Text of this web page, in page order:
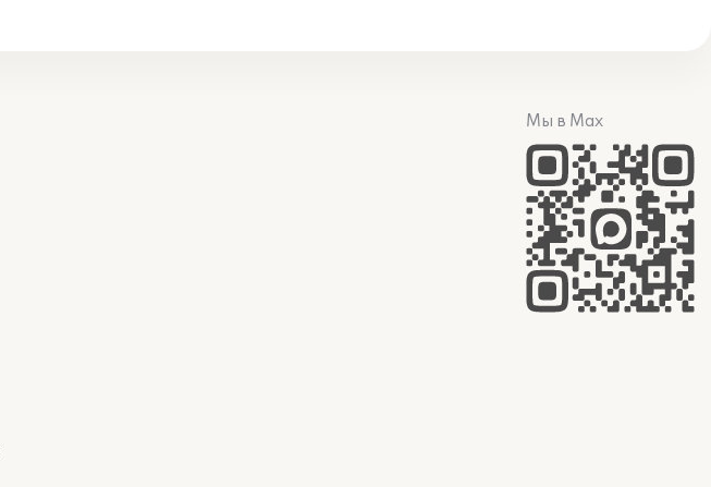
Мы в Max